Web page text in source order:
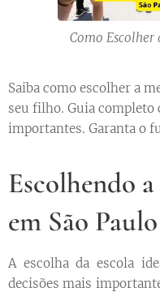
Como Escolher
Saiba como escolher a
seu filho. Guia completo
importantes. Garanta o
Escolhendo
em São
A escolha da escola
decisões mais